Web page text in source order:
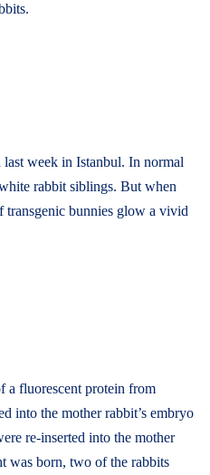
week in Istanbul. In normal
rabbit siblings. But when
transgenic bunnies glow a vivid
a fluorescent protein from
into the mother rabbit’s embryo
re-inserted into the mother
was born, two of the rabbits